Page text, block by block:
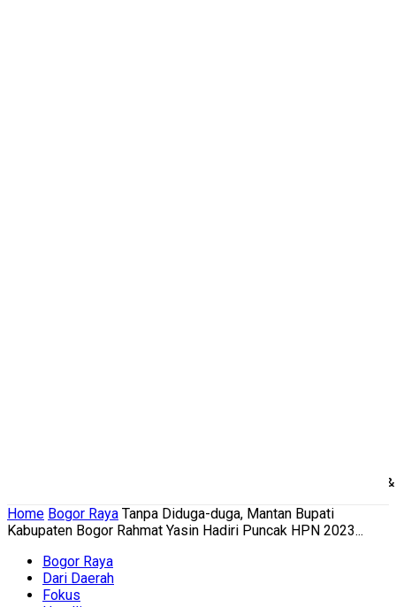
Politik
Home Bogor Raya Tanpa Diduga-duga, Mantan Bupati
Kabupaten Bogor Rahmat Yasin Hadiri Puncak HPN 2023...
Bogor Raya
Dari Daerah
Fokus